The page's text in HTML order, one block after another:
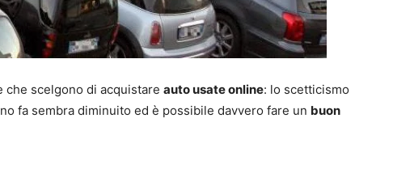
che scelgono di acquistare auto usate online: lo scetticismo
fa sembra diminuito ed è possibile davvero fare un buon